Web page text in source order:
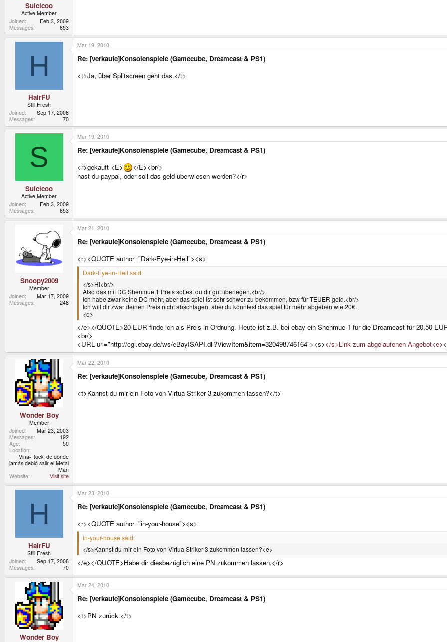
Suicicoo
Active Member
Joined
Feb 3, 2009
Messages
653
H
HairFU
Still Fresh
Joined
Sep 17, 2008
Messages
70
Mar 19, 2010
Re: [verkaufe]Konsolenspiele (Gamecube, Dreamcast & PS1)
<t>Ja, über Splitscreen geht das.</t>
S
Suicicoo
Active Member
Joined
Feb 3, 2009
Messages
653
Mar 19, 2010
Re: [verkaufe]Konsolenspiele (Gamecube, Dreamcast & PS1)
<r>gekauft <E>
</E><br/>
hast du paypal, oder soll das geld überwiesen werden?</r>
Snoopy2009
Member
Joined
Mar 17, 2009
Messages
248
Mar 21, 2010
Re: [verkaufe]Konsolenspiele (Gamecube, Dreamcast & PS1)
<r><QUOTE author="Dark-Eye-in-Hell"><s>
Dark-Eye-in-Hell said:
</s>Hi<br/>
Also das mit DC Shenmue 1 Preis soltest du dir gut überlegen.<br/>
Ich habe zwar keine DC mehr, aber das spiel ist sehr schwer zu bekommen, bzw für TEUER geld.<br/>
Ich will dir zwar deinen Preis nicht abschlagen, aber du könntest das spiel für mehr abgeben wie 20€.
<e>
</e></QUOTE>20 EUR finde ich als Preis in Ordnung. Heute ist z.B. bei ebay ein Shenmue 1 für die Dreamcast für 20,50
<br/>
<URL url="http://cgi.ebay.de/ws/eBayISAPI.dll?ViewItem&item=320498746164"><s></s>Link zum abgelaufenen Angebot<e>
Wonder Boy
Member
Joined
Mar 23, 2003
Messages
192
Age
50
Location
Viña-Rock, de donde
jamás debió salir el Metal
Man
Website
Visit site
Mar 22, 2010
Re: [verkaufe]Konsolenspiele (Gamecube, Dreamcast & PS1)
<t>Kannst du mir ein Foto von Virtua Striker 3 zukommen lassen?</t>
H
HairFU
Still Fresh
Joined
Sep 17, 2008
Messages
70
Mar 23, 2010
Re: [verkaufe]Konsolenspiele (Gamecube, Dreamcast & PS1)
<r><QUOTE author="in-your-house"><s>
in-your-house said:
</s>Kannst du mir ein Foto von Virtua Striker 3 zukommen lassen?<e>
</e></QUOTE>Habe dir diesbezüglich eine PN zukommen lassen.</r>
Wonder Boy
Mar 24, 2010
Re: [verkaufe]Konsolenspiele (Gamecube, Dreamcast & PS1)
<t>PN zurück.</t>